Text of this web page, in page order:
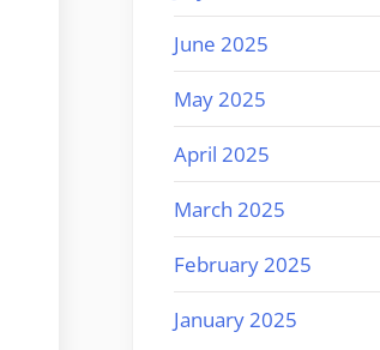
June 2025
May 2025
April 2025
March 2025
February 2025
January 2025